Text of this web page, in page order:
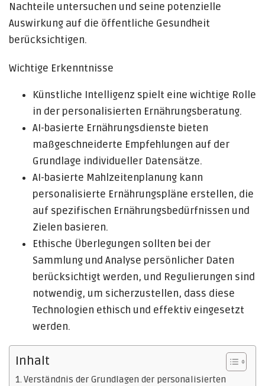
Nachteile untersuchen und seine potenzielle
Auswirkung auf die öffentliche Gesundheit
berücksichtigen.
Wichtige Erkenntnisse
Künstliche Intelligenz spielt eine wichtige Rolle
in der personalisierten Ernährungsberatung.
AI-basierte Ernährungsdienste bieten
maßgeschneiderte Empfehlungen auf der
Grundlage individueller Datensätze.
AI-basierte Mahlzeitenplanung kann
personalisierte Ernährungspläne erstellen, die
auf spezifischen Ernährungsbedürfnissen und
Zielen basieren.
Ethische Überlegungen sollten bei der
Sammlung und Analyse persönlicher Daten
berücksichtigt werden, und Regulierungen sind
notwendig, um sicherzustellen, dass diese
Technologien ethisch und effektiv eingesetzt
werden.
Inhalt
Verständnis der Grundlagen der personalisierten